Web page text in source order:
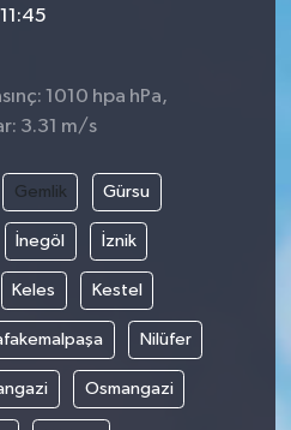
11:45
1010 hpa hPa,
3.31 m/s
Gemlik Gürsu
İnegöl İznik
Keles Kestel
Nilüfer
Osmangazi